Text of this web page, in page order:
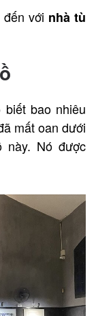
với nhà tù
bao nhiêu
mất oan dưới
này. Nó được